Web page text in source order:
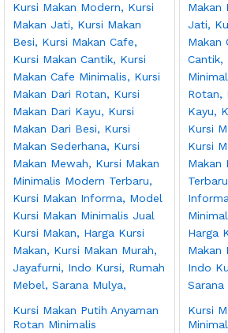
Kursi Makan Putih Anyaman
Rotan Minimalis
Kursi